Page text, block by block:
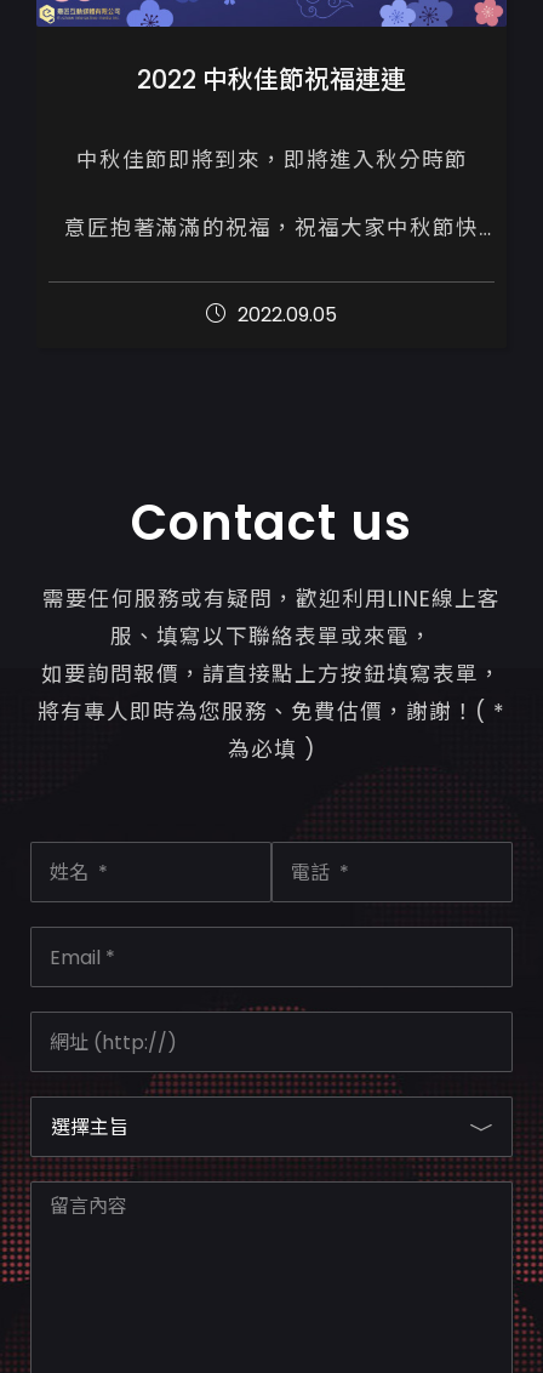
2022 中秋佳節祝福連連
中秋佳節即將到來，即將進入秋分時節
意匠抱著滿滿的祝福，祝福大家中秋節快
2022.09.05
Contact us
需要任何服務或有疑問，歡迎利用LINE線上客
服、填寫以下聯絡表單或來電，
如要詢問報價，請直接點上方按鈕填寫表單，
將有專人即時為您服務、免費估價，謝謝！( *
為必填 )